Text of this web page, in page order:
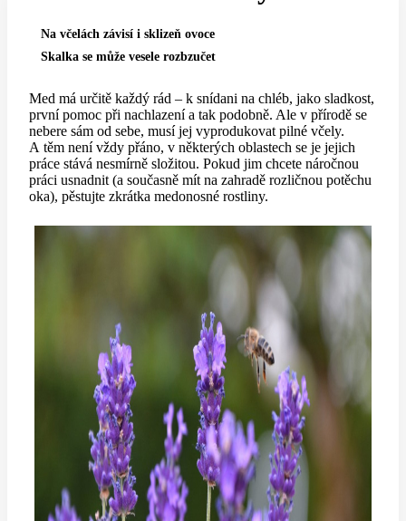
Na včelách závisí i sklizeň ovoce
Skalka se může vesele rozbzučet
Med má určitě každý rád – k snídani na chléb, jako sladkost,
první pomoc při nachlazení a tak podobně. Ale v přírodě se
nebere sám od sebe, musí jej vyprodukovat pilné včely.
A těm není vždy přáno, v některých oblastech se je jejich
práce stává nesmírně složitou. Pokud jim chcete náročnou
práci usnadnit (a současně mít na zahradě rozličnou potěchu
oka), pěstujte zkrátka medonosné rostliny.